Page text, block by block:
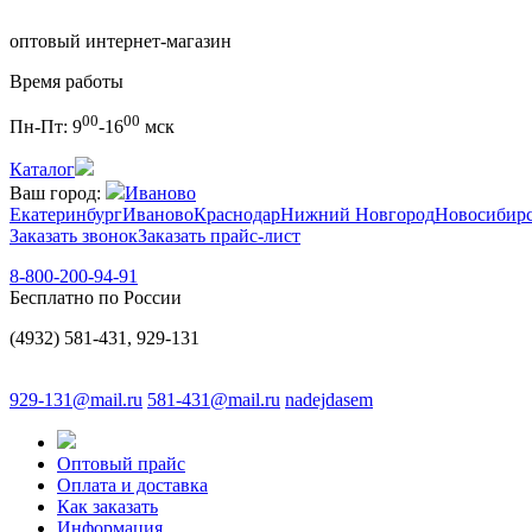
оптовый интернет-магазин
Время работы
Пн-Пт: 900-1600 мск
Каталог
Ваш город:
Иваново
ЕкатеринбургИвановоКраснодарНижний Новгород
Заказать звонокЗаказать прайс-лист
8-800-200-94-91
Бесплатно по России
(4932) 581-431, 929-131
929-131@mail.ru 581-431@mail.ru nadejdasem
Оптовый прайс
Оплата и доставка
Как заказать